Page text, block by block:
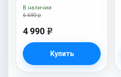
6 690 р
4 990 e
Купить
В наличии